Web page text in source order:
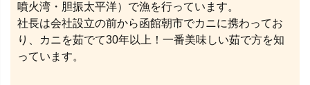
噴火湾・胆振太平洋）で漁を行っています。
社長は会社設立の前から函館朝市でカニに携わってお
り、カニを茹でて30年以上！一番美味しい茹で方を知
っています。